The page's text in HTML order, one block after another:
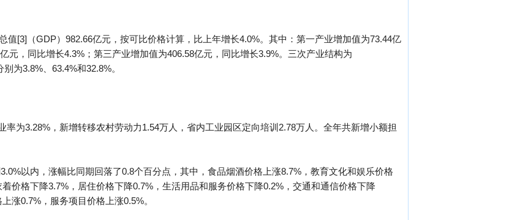
值[3]（GDP）982.66亿元，按可比价格计算，比上年增长4.0%。其中：第一产业增加值为73.44亿
元，同比增长4.3%；第三产业增加值为406.58亿元，同比增长3.9%。三次产业结构为
为3.8%、63.4%和32.8%。
为3.28%，新增转移农村劳动力1.54万人，省内工业园区定向培训2.78万人。全年共新增小额担
以内，涨幅比同期回落了0.8个百分点，其中，食品烟酒价格上涨8.7%，教育文化和娱乐价格
价格下降3.7%，居住价格下降0.7%，生活用品和服务价格下降0.2%，交通和通信价格下降
涨0.7%，服务项目价格上涨0.5%。